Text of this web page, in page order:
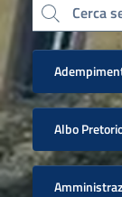
Cerca
Albo